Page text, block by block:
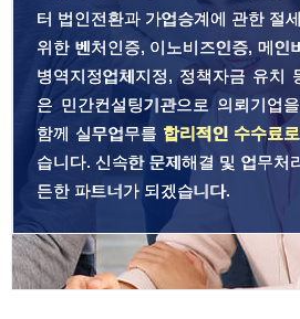
터 법인전환과 가업승계에 관한 절
위한 벤처인증, 이노비즈인증, 메인
병역지정업체지정, 정책자금 유치
은 민간컨설팅기관으로 의뢰기업
함께 실무업무를 합리적인 수수료
습니다. 신속한 문제해결 및 업무처
든한 파트너가 되겠습니다.